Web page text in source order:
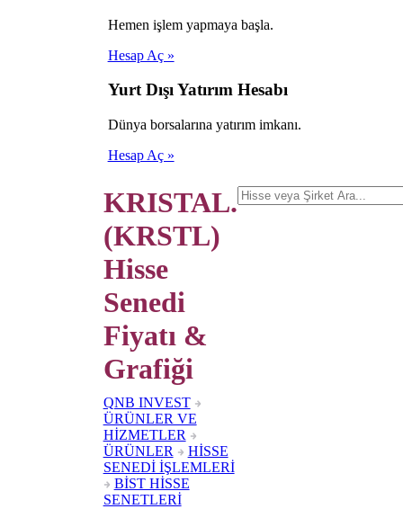
Hemen işlem yapmaya başla.
Hesap Aç »
Yurt Dışı Yatırım Hesabı
Dünya borsalarına yatırım imkanı.
Hesap Aç »
KRISTAL.
(KRSTL)
Hisse
Senedi
Fiyatı &
Grafiği
QNB INVEST
ÜRÜNLER VE
HİZMETLER
ÜRÜNLER
HİSSE
SENEDİ İŞLEMLERİ
BİST HİSSE
SENETLERİ